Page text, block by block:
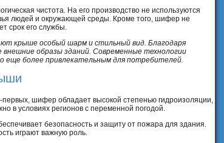
чистота. На его производство не используются
людей и окружающей среды. Кроме того, шифер не
срок его службы.
крыше особый шарм и стильный вид. Благодаря
образы зданий. Современные технологии
еще более привлекательным для потребителей.
шифер обладает высокой степенью гидроизоляции,
в условиях регионов с переменной погодой.
безопасность и защиту от пожара для здания.
играют важную роль.